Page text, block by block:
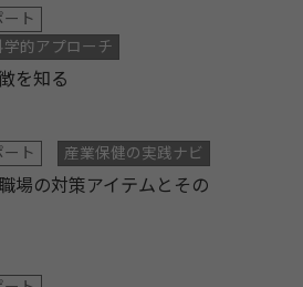
ート
学的アプローチ
を知る
ート
産業保健の実践ナビ
場の対策アイテムとその